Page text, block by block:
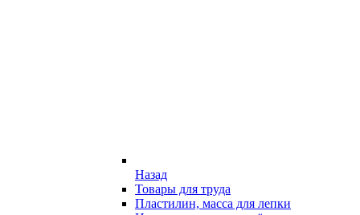
Назад
Товары для труда
Пластилин, масса для лепки